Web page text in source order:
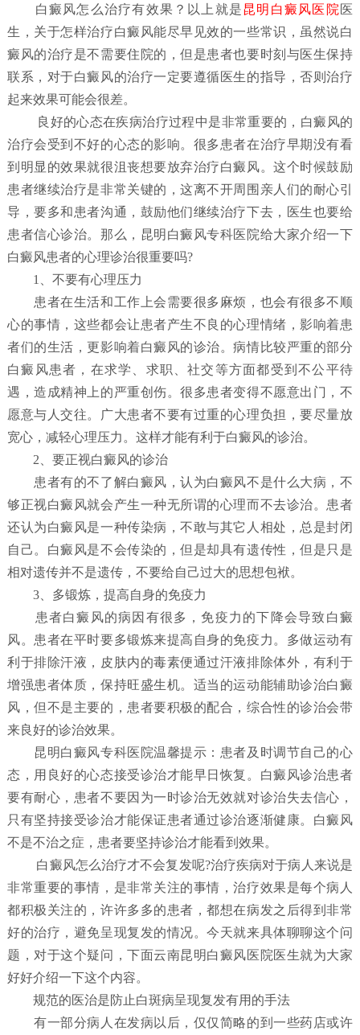
白癜风怎么治疗有效果？ 以上就是昆明白癜风医院 医
生，关于怎样治疗白癜风能尽早见效的一些常识，虽然说白
癜风的治疗是不需要住院的，但是患者也要时刻与医生保持
联系，对于白癜风的治疗一定要遵循医生的指导，否则治疗
起来效果可能会很差。
良好的心态在疾病治疗过程中是非常重要的，白癜风的
治疗会受到不好的心态的影响。很多患者在治疗早期没有看
到明显的效果就很沮丧想要放弃治疗白癜风。这个时候鼓励
患者继续治疗是非常关键的，这离不开周围亲人们的耐心引
导，要多和患者沟通，鼓励他们继续治疗下去，医生也要给
患者信心诊治。那么，昆明白癜风专科医院给大家介绍一下
白癜风患者的心理诊治很重要吗?
1、不要有心理压力
患者在生活和工作上会需要很多麻烦，也会有很多不顺
心的事情，这些都会让患者产生不良的心理情绪，影响着患
者们的生活，更影响着白癜风的诊治。病情比较严重的部分
白癜风患者，在求学、求职、社交等方面都受到不公平待
遇，造成精神上的严重创伤。很多患者变得不愿意出门，不
愿意与人交往。广大患者不要有过重的心理负担，要尽量放
宽心，减轻心理压力。这样才能有利于白癜风的诊治。
2、要正视白癜风的诊治
患者有的不了解白癜风，认为白癜风不是什么大病，不
够正视白癜风就会产生一种无所谓的心理而不去诊治。患者
还认为白癜风是一种传染病，不敢与其它人相处，总是封闭
自己。白癜风是不会传染的，但是却具有遗传性，但是只是
相对遗传并不是遗传，不要给自己过大的思想包袱。
3、多锻炼，提高自身的免疫力
患者白癜风的病因有很多，免疫力的下降会导致白癜
风。患者在平时要多锻炼来提高自身的免疫力。多做运动有
利于排除汗液，皮肤内的毒素便通过汗液排除体外，有利于
增强患者体质，保持旺盛生机。适当的运动能辅助诊治白癜
风，但不是主要的，患者要积极的配合，综合性的诊治会带
来良好的诊治效果。
昆明白癜风专科医院温馨提示：患者及时调节自己的心
态，用良好的心态接受诊治才能早日恢复。白癜风诊治患者
要有耐心，患者不要因为一时诊治无效就对诊治失去信心，
只有坚持接受诊治才能保证患者通过诊治逐渐健康。白癜风
不是不治之症，患者要坚持诊治才能看到效果。
白癜风怎么治疗才不会复发呢?治疗疾病对于病人来说是
非常重要的事情，是非常关注的事情，治疗效果是每个病人
都积极关注的，许许多多的患者，都想在病发之后得到非常
好的治疗，避免呈现复发的情况。今天就来具体聊聊这个问
题，对于这个疑问，下面云南昆明白癜风医院医生就为大家
好好介绍一下这个内容。
规范的医治是防止白斑病呈现复发有用的手法
有一部分病人在发病以后，仅仅简略的到一些药店或许